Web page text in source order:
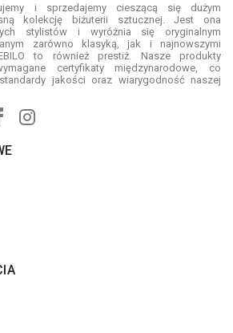
i sprzedajemy cieszącą się dużym
kolekcję biżuterii sztucznej. Jest ona
stylistów i wyróżnia się oryginalnym
zarówno klasyką, jak i najnowszymi
to również prestiż. Nasze produkty
certyfikaty międzynarodowe, co
jakości oraz wiarygodność naszej